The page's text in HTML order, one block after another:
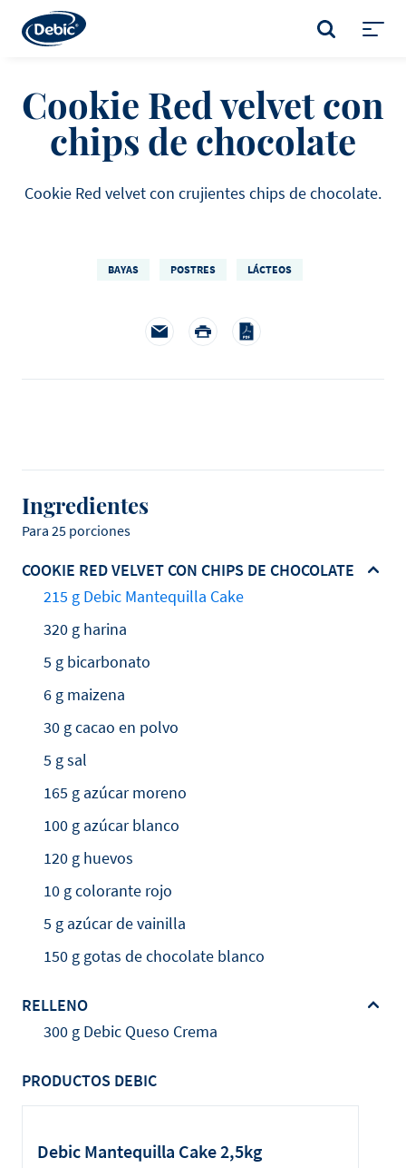
main
BUSCAR
Cookie Red velvet con
chips de chocolate
Cookie Red velvet con crujientes chips de chocolate.
BAYAS POSTRES LÁCTEOS
Ingredientes
Para 25 porciones
COOKIE RED VELVET CON CHIPS DE CHOCOLATE
215 g Debic Mantequilla Cake
320 g harina
5 g bicarbonato
6 g maizena
30 g cacao en polvo
5 g sal
165 g azúcar moreno
100 g azúcar blanco
120 g huevos
10 g colorante rojo
5 g azúcar de vainilla
150 g gotas de chocolate blanco
RELLENO
300 g Debic Queso Crema
PRODUCTOS DEBIC
Debic Mantequilla Cake 2,5kg